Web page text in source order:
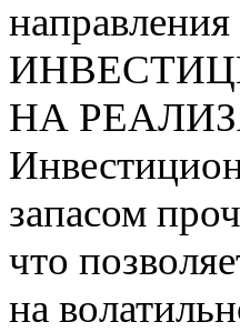
направления
НА
запасом
что
на